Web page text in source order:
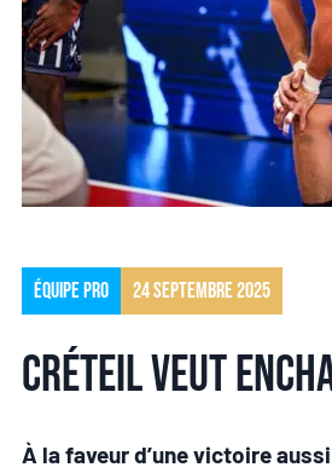
Équipe pro 24 septembre 2025
Créteil veut
À la faveur d’une victoire